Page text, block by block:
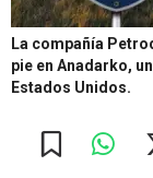
La compañía
pie en Anadarko,
Estados Unidos.